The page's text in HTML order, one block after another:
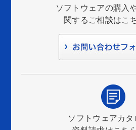
ソフトウェアの購入
関するご相談はこ
ソフトウェアカタ